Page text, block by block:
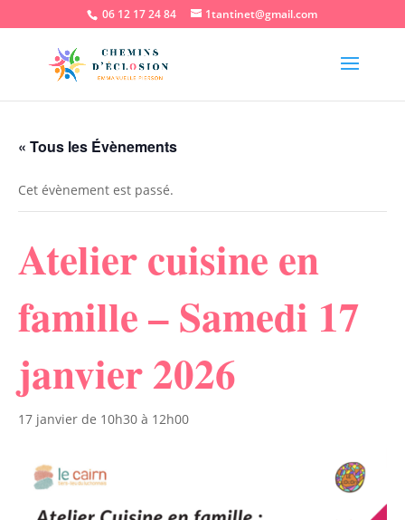
06 12 17 24 84 1tantinet@gmail.com
« Tous les Évènements
Cet évènement est passé.
Atelier cuisine en
famille – Samedi 17
janvier 2026
17 janvier de 10h30 à 12h00